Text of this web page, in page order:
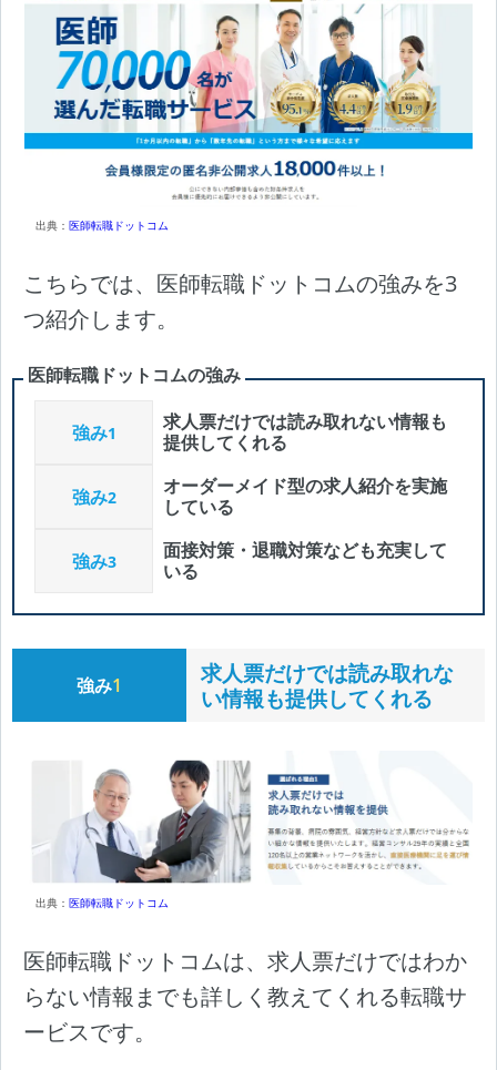
出典： 医師転職ドットコム
こちらでは、医師転職ドットコムの強みを3
つ紹介します。
医師転職ドットコムの強み
強み1
求人票だけでは読み取れない情報も
提供してくれる
強み2
オーダーメイド型の求人紹介を実施
している
強み3
面接対策・退職対策なども充実して
いる
強み1
求人票だけでは読み取れな
い情報も提供してくれる
出典： 医師転職ドットコム
医師転職ドットコムは、求人票だけではわか
らない情報までも詳しく教えてくれる転職サ
ービスです。